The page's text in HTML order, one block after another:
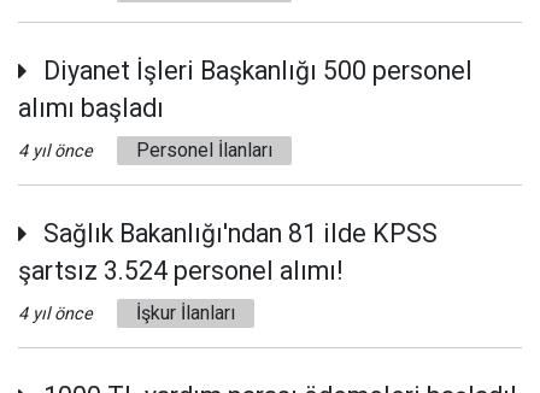
Diyanet İşleri Başkanlığı 500 personel
alımı başladı
4 yıl önce Personel İlanları
Sağlık Bakanlığı'ndan 81 ilde KPSS
şartsız 3.524 personel alımı!
4 yıl önce İşkur İlanları